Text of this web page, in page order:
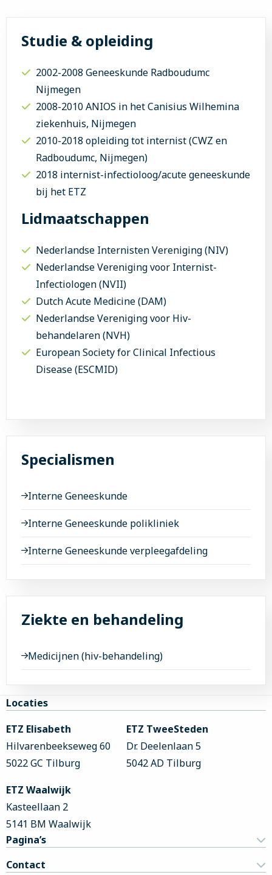
Studie & opleiding
2002-2008 Geneeskunde Radboudumc
Nijmegen
2008-2010 ANIOS in het Canisius Wilhemina
ziekenhuis, Nijmegen
2010-2018 opleiding tot internist (CWZ en
Radboudumc, Nijmegen)
2018 internist-infectioloog/acute geneeskunde
bij het ETZ
Lidmaatschappen
Nederlandse Internisten Vereniging (NIV)
Nederlandse Vereniging voor Internist-
Infectiologen (NVII)
Dutch Acute Medicine (DAM)
Nederlandse Vereniging voor Hiv-
behandelaren (NVH)
European Society for Clinical Infectious
Disease (ESCMID)
Specialismen
Interne Geneeskunde
Interne Geneeskunde polikliniek
Interne Geneeskunde verpleegafdeling
Ziekte en behandeling
Medicijnen (hiv-behandeling)
Site
Locaties
ETZ Elisabeth
Hilvarenbeekseweg 60
5022 GC Tilburg
ETZ TweeSteden
Dr. Deelenlaan 5
5042 AD Tilburg
ETZ Waalwijk
Kasteellaan 2
5141 BM Waalwijk
Pagina’s
Contact